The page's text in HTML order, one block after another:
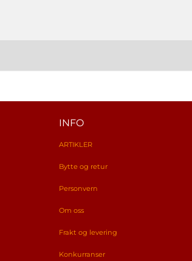
INFO
ARTIKLER
Bytte og retur
Personvern
Om oss
Frakt og levering
Konkurranser